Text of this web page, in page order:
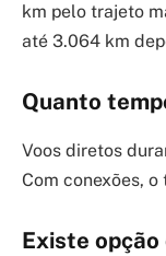
km pelo trajeto
até 3.064 km
Quanto
Voos diretos
Com conexões,
Existe opção